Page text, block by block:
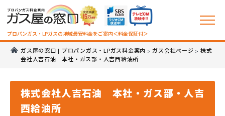
プロパンガス・LPガスの地域最安料金をご案内＜料金保証付＞
ガス屋の窓口 | プロパンガス・LPガス料金案内 >ガス会社ページ > 株式
会社人吉石油 本社・ガス部・人吉西給油所
株式会社人吉石油 本社・ガス部・人吉
西給油所